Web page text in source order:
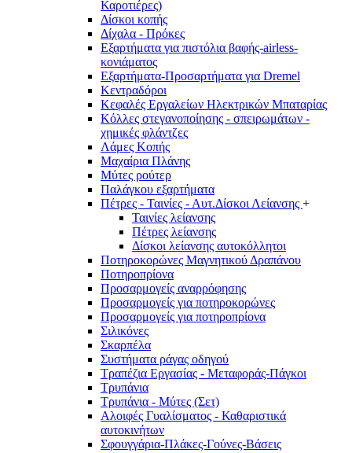
Καροτιέρες)
Δίσκοι κοπής
Δίχαλα - Πρόκες
Εξαρτήματα για πιστόλια βαφής-airless-
κονιάματος
Εξαρτήματα-Προσαρτήματα για Dremel
Κεντραδόροι
Κεφαλές Εργαλείων Ηλεκτρικών Μπαταρίας
Κόλλες στεγανοποίησης - σπειρωμάτων -
χημικές φλάντζες
Λάμες Κοπής
Μαχαίρια Πλάνης
Μύτες ρούτερ
Παλάγκου εξαρτήματα
Πέτρες - Ταινίες - Αυτ.Δίσκοι Λείανσης +
Ταινίες λείανσης
Πέτρες λείανσης
Δίσκοι λείανσης αυτοκόλλητοι
Ποτηροκορώνες Μαγνητικού Δραπάνου
Ποτηροπρίονα
Προσαρμογείς αναρρόφησης
Προσαρμογείς για ποτηροκορώνες
Προσαρμογείς για ποτηροπρίονα
Σιλικόνες
Σκαρπέλα
Συστήματα ράγας οδηγού
Τραπέζια Εργασίας - Μεταφοράς-Πάγκοι
Τρυπάνια
Τρυπάνια - Μύτες (Σετ)
Αλοιφές Γυαλίσματος - Καθαριστικά
αυτοκινήτων
Σφουγγάρια-Πλάκες-Γούνες-Βάσεις